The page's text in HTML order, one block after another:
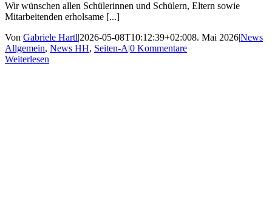
Wir wünschen allen Schülerinnen und Schülern, Eltern sowie
Mitarbeitenden erholsame [...]
Von Gabriele Hartl|2026-05-08T10:12:39+02:008. Mai 2026|News
Allgemein, News HH, Seiten-A|0 Kommentare
Weiterlesen